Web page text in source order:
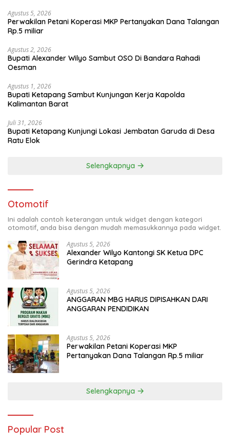
Agustus 5, 2026
Perwakilan Petani Koperasi MKP Pertanyakan Dana Talangan
Rp.5 miliar
Agustus 2, 2026
Bupati Alexander Wilyo Sambut OSO Di Bandara Rahadi
Oesman
Agustus 1, 2026
Bupati Ketapang Sambut Kunjungan Kerja Kapolda
Kalimantan Barat
Juli 31, 2026
Bupati Ketapang Kunjungi Lokasi Jembatan Garuda di Desa
Ratu Elok
Selengkapnya
Otomotif
Ini adalah contoh keterangan untuk widget dengan kategori
otomotif, anda bisa dengan mudah memasukkannya pada widget.
Agustus 5, 2026
Alexander Wilyo Kantongi SK Ketua DPC
Gerindra Ketapang
Agustus 5, 2026
ANGGARAN MBG HARUS DIPISAHKAN DARI
ANGGARAN PENDIDIKAN
Agustus 5, 2026
Perwakilan Petani Koperasi MKP
Pertanyakan Dana Talangan Rp.5 miliar
Selengkapnya
Popular Post